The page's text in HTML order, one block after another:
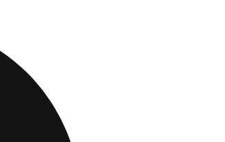
Si tu puntaje aún no llega,
Una tarjeta diseñada para
del servicio al inicio de su camino